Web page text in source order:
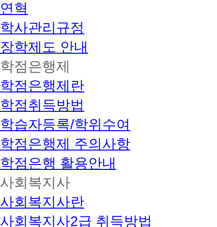
연혁
학사관리규정
장학제도 안내
학점은행제
학점은행제란
학점취득방법
학습자등록/학위수여
학점은행제 주의사항
학점은행 활용안내
사회복지사
사회복지사란
사회복지사2급 취득방법